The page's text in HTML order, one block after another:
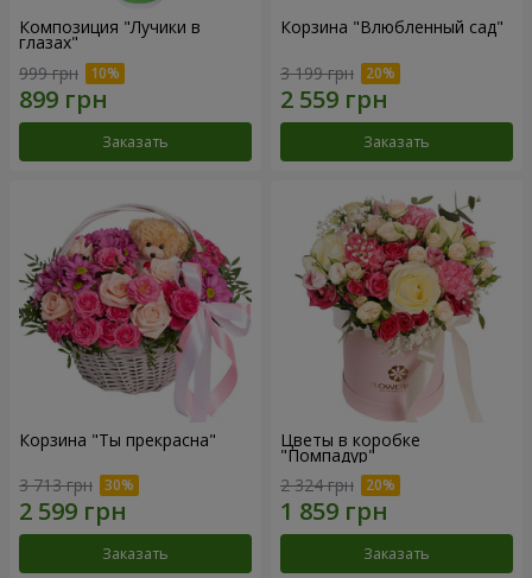
Композиция "Лучики в
глазах"
999 грн
Заказать
Корзина "Влюбленный сад"
3 199 грн
Заказать
Корзина "Ты прекрасна"
3 713 грн
Заказать
Цветы в коробке
"Помпадур"
2 324 грн
Заказать